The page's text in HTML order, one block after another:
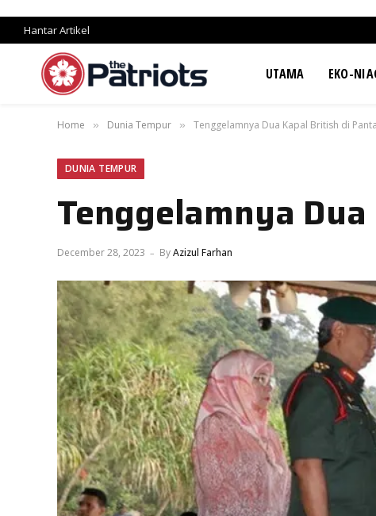
Hantar Artikel
UTAMA EKO-
Home » Dunia Tempur » Tenggelamnya Dua Kapal British di
DUNIA TEMPUR
Tenggelamnya
December 28, 2023 ByAzizul Farhan